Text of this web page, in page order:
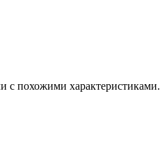
с похожими характеристиками.